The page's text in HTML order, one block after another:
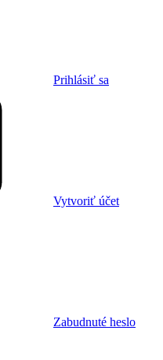
Prihlásiť sa
Vytvoriť účet
Zabudnuté heslo